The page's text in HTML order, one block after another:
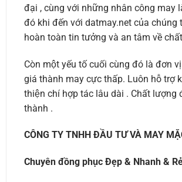
đại , cùng với những nhân công may
đó khi đến với datmay.net của chúng
hoàn toàn tin tưởng và an tâm về
Còn một yếu tố cuối cùng đó là đơn
giá thành may cực thấp. Luôn hỗ trợ
thiện chí hợp tác lâu dài . Chất lượng
thành .
CÔNG TY TNHH ĐẦU TƯ VÀ MAY
Chuyên đồng phục Đẹp & Nhanh &